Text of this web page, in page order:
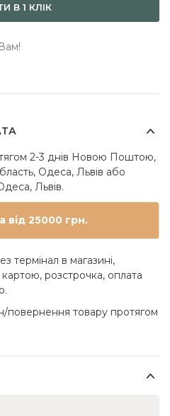
В 1 КЛІК
2-3 днів Новою Поштою,
Одеса, Львів або
Львів.
від 25000 грн.
термінал в магазині,
розстрочка, оплата
повернення товару протягом